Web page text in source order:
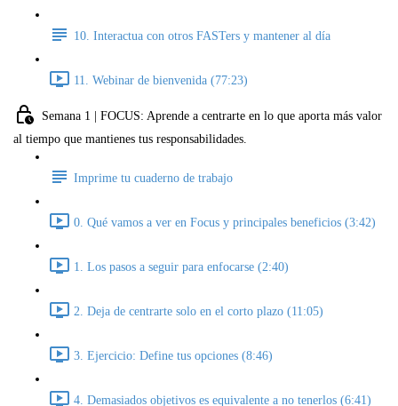
10. Interactua con otros FASTers y mantener al día
11. Webinar de bienvenida (77:23)
Semana 1 | FOCUS: Aprende a centrarte en lo que aporta más valor
al tiempo que mantienes tus responsabilidades.
Imprime tu cuaderno de trabajo
0. Qué vamos a ver en Focus y principales beneficios (3:42)
1. Los pasos a seguir para enfocarse (2:40)
2. Deja de centrarte solo en el corto plazo (11:05)
3. Ejercicio: Define tus opciones (8:46)
4. Demasiados objetivos es equivalente a no tenerlos (6:41)